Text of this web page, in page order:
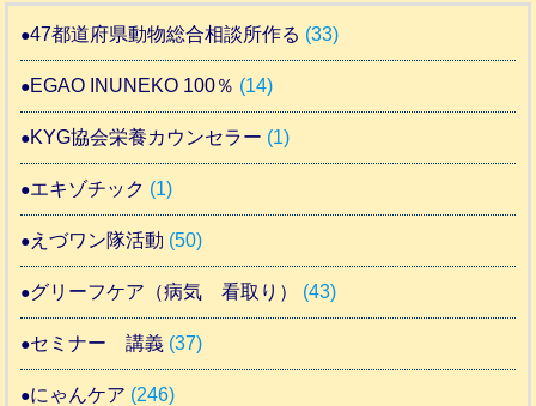
47都道府県動物総合相談所作る (33)
EGAO INUNEKO 100％ (14)
KYG協会栄養カウンセラー (1)
エキゾチック (1)
えづワン隊活動 (50)
グリーフケア（病気 看取り） (43)
セミナー 講義 (37)
にゃんケア (246)